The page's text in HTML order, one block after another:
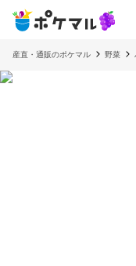
産直・通販のポケマル 野菜